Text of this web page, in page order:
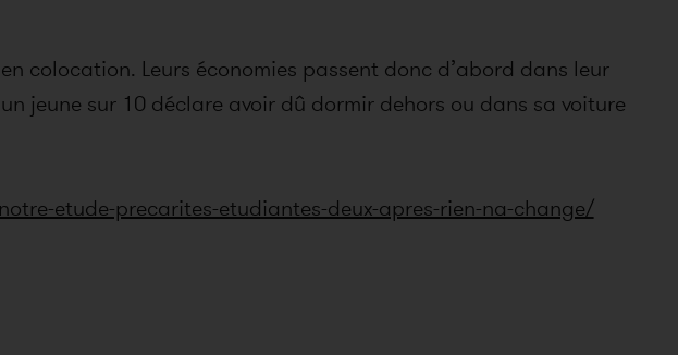
colocation. Leurs économies passent donc d’abord dans leur
jeune sur 10 déclare avoir dû dormir dehors ou dans sa voiture
etude-precarites-etudiantes-deux-apres-rien-na-change/